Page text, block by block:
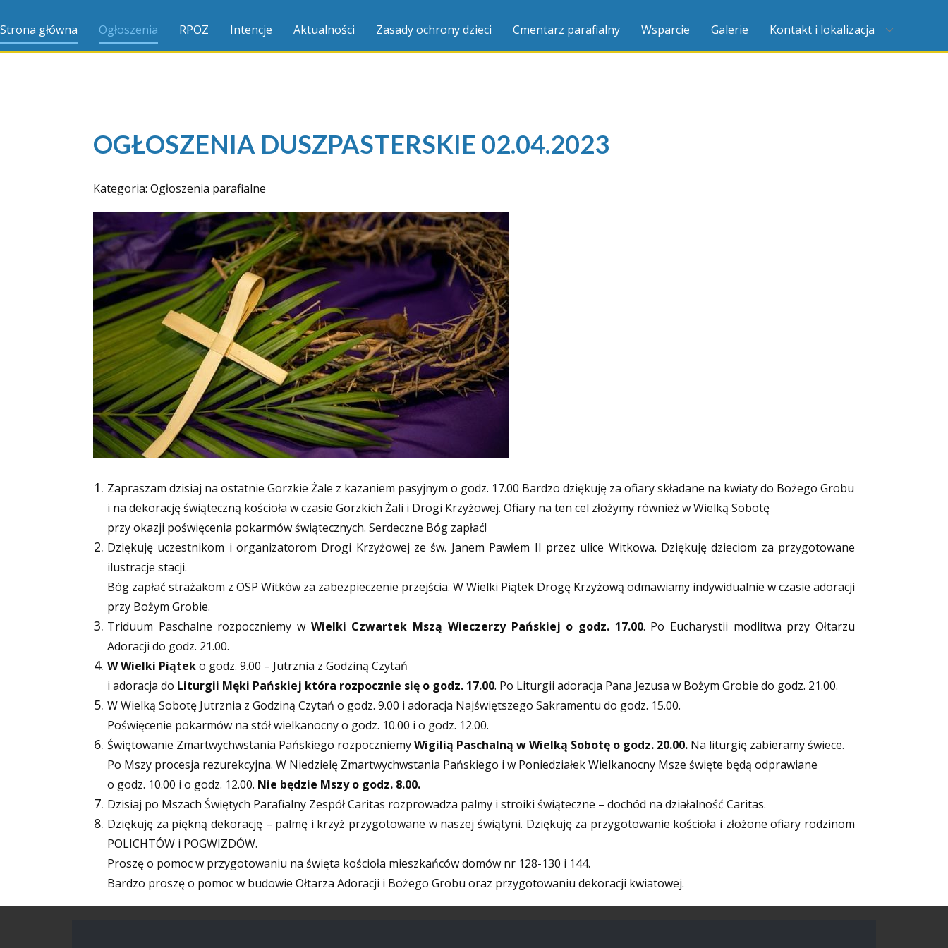
Strona główna Ogłoszenia RPOZ Intencje Aktualności Zasady ochrony dzieci Cmentarz parafialny Wsparcie Galerie Kontakt i lokalizacja
OGŁOSZENIA DUSZPASTERSKIE 02.04.2023
Kategoria: Ogłoszenia parafialne
Zapraszam dzisiaj na ostatnie Gorzkie Żale z kazaniem pasyjnym o godz. 17.00 Bardzo dziękuję za ofiary składane na kwiaty do Bożego Grobu
i na dekorację świąteczną kościoła w czasie Gorzkich Żali i Drogi Krzyżowej. Ofiary na ten cel złożymy również w Wielką Sobotę
przy okazji poświęcenia pokarmów świątecznych. Serdeczne Bóg zapłać!
Dziękuję uczestnikom i organizatorom Drogi Krzyżowej ze św. Janem Pawłem II przez ulice Witkowa. Dziękuję dzieciom za przygotowane
ilustracje stacji.
Bóg zapłać strażakom z OSP Witków za zabezpieczenie przejścia. W Wielki Piątek Drogę Krzyżową odmawiamy indywidualnie w czasie adoracji
przy Bożym Grobie.
Triduum Paschalne rozpoczniemy w Wielki Czwartek Mszą Wieczerzy Pańskiej o godz. 17.00. Po Eucharystii modlitwa przy Ołtarzu
Adoracji do godz. 21.00.
W Wielki Piąteko godz. 9.00 – Jutrznia z Godziną Czytań
i adoracja do Liturgii Męki Pańskiej która rozpocznie się o godz. 17.00. Po Liturgii adoracja Pana Jezusa w Bożym Grobie do godz. 21.00.
W Wielką Sobotę Jutrznia z Godziną Czytań o godz. 9.00 i adoracja Najświętszego Sakramentu do godz. 15.00.
Poświęcenie pokarmów na stół wielkanocny o godz. 10.00 i o godz. 12.00.
Świętowanie Zmartwychwstania Pańskiego rozpoczniemyWigilią Paschalną w Wielką Sobotę o godz. 20.00. Na liturgię zabieramy świece.
Po Mszy procesja rezurekcyjna. W Niedzielę Zmartwychwstania Pańskiego i w Poniedziałek Wielkanocny Msze święte będą odprawiane
o godz. 10.00 i o godz. 12.00. Nie będzie Mszy o godz. 8.00.
Dzisiaj po Mszach Świętych Parafialny Zespół Caritas rozprowadza palmy i stroiki świąteczne – dochód na działalność Caritas.
Dziękuję za piękną dekorację – palmę i krzyż przygotowane w naszej świątyni. Dziękuję za przygotowanie kościoła i złożone ofiary rodzinom
POLICHTÓW i POGWIZDÓW.
Proszę o pomoc w przygotowaniu na święta kościoła mieszkańców domów nr 128-130 i 144.
Bardzo proszę o pomoc w budowie Ołtarza Adoracji i Bożego Grobu oraz przygotowaniu dekoracji kwiatowej.